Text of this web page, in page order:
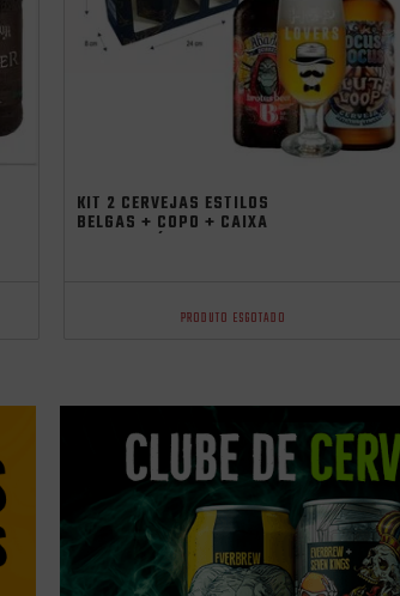
KIT 2 CERVEJAS ESTILOS
BELGAS + COPO + CAIXA
PRODUTO ESGOTADO